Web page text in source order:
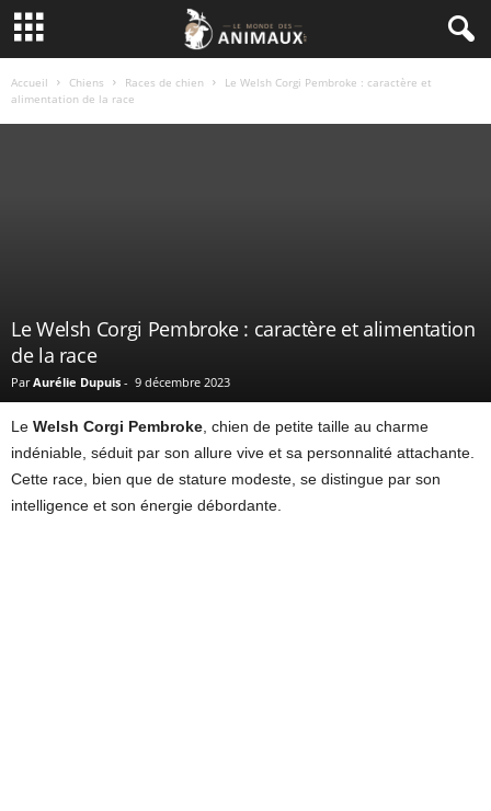
Accueil Chiens Races de chien
Le Welsh Corgi Pembroke : caractère et
alimentation de la race
Le Welsh Corgi Pembroke : caractère et alimentation
de la race
Par Aurélie Dupuis - 9 décembre 2023
Le Welsh Corgi Pembroke, chien de petite taille au charme
indéniable, séduit par son allure vive et sa personnalité attachante.
Cette race, bien que de stature modeste, se distingue par son
intelligence et son énergie débordante.